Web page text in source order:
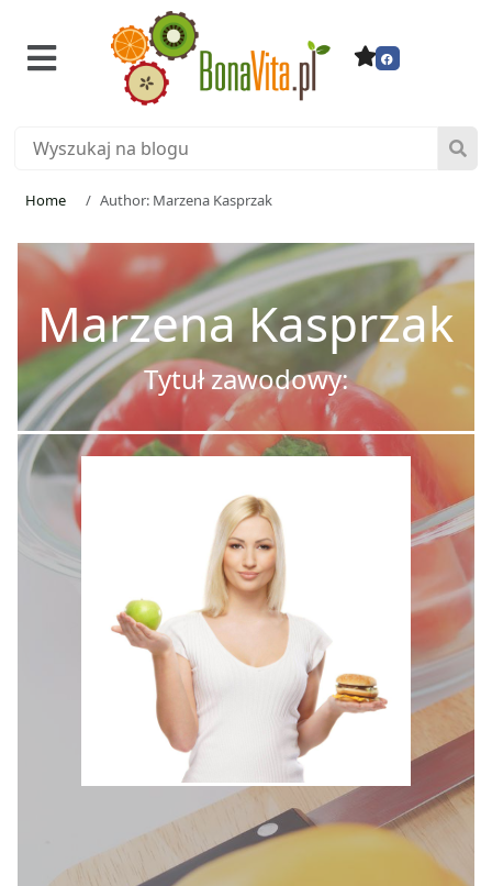
Home Author: Marzena Kasprzak
Marzena Kasprzak
Tytuł zawodowy: